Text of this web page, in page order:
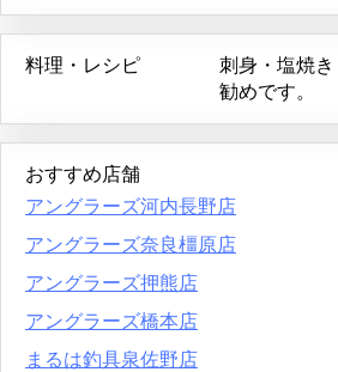
料理・レシピ
刺身・塩焼
勧めです。
おすすめ店舗
アングラーズ河内長野店
アングラーズ奈良橿原店
アングラーズ押熊店
アングラーズ橋本店
まるは釣具泉佐野店